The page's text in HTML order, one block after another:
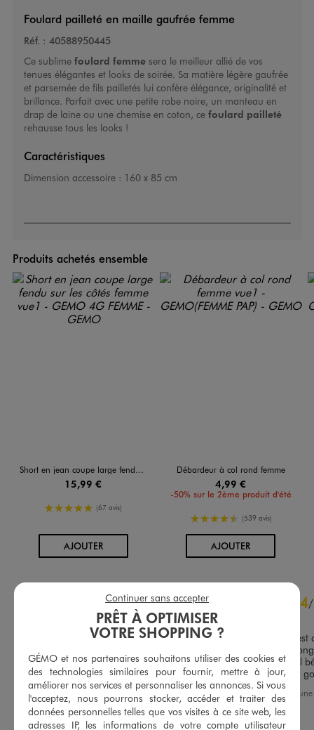
Foulard pailleté en maille gaufrée femme
Réf. : 40588950445
Ce sublime foulard femmesera le meilleur allié de vos
tenues élégantes et looks de soirée. Sa matière légère gaufrée
et parsemée de fils pailletés lui confère élégance, originalité et
brillance. Parfait avec une petite robe noire, un manteau en
drap de laine ou une chemise en coton, ce foulard pailleté
rehausse tous les looks !
Caractéristiques
Dimension accessoire : 160 x 85 cm
Produits achetés ensemble
Short en jean coupe large fendu sur les côtés femme
15,99 €
5/5 de moyenne
(67 avis)
AJOUTERAU PANIER
Débardeur à col rond femme
4,99 €
-50% sur le 2ème produit d'été
4.5/5 de moyenne
(539 avis)
AJOUTERAU PANIER
4.7/5
Basé sur109 avis soumis à un
contrôle
Voir tous les avis sur ce site
5étoiles 85
4/
Avis vérifié et récompensé
Joli foulard, l'effet pailleté est
aspect classe, il est assez
mettre sur les épaules, seul
est trop synthétique à mon
Avis du 04/07/2026
, suite à
03/06/2026
parS.K.
Utile(0) Signaler
PRÊT À OPTIMISER
VOTRE SHOPPING ?
GÉMO et nos partenaires souhaitons utiliser des cookies et
des technologies similaires pour fournir, mettre à jour,
améliorer nos services et personnaliser les annonces. Si vous
l'acceptez, nous pourrons stocker, accéder et traiter des
données personnelles telles que vos visites à ce site web, les
adresses IP, les informations de votre compte utilisateur
Continuer sans accepter